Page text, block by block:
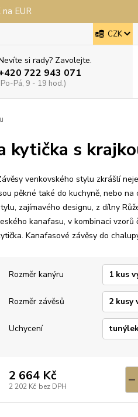
EUR
CZK
si rady? Zavolejte.
722 943 071
Pá, 9 - 19 hod.)
kytička s
venkovského stylu zkrášlí
pěkné také do kuchyně, nebo na
zajímavého designu, z dílny
kanafasu, v kombinaci vzorů
Kanafasové závěsy do
Rozměr kanýru
Rozměr závěsů
Uchycení
2 664 Kč
2 202 Kč bez DPH